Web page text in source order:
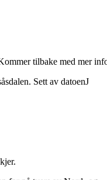
tilbake med mer
Sett av datoenJ